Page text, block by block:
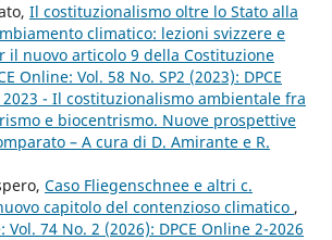
Il costituzionalismo oltre lo Stato alla
climatico: lezioni svizzere e
il nuovo articolo 9 della Costituzione
Online: Vol. 58 No. SP2 (2023): DPCE
2023 - Il costituzionalismo ambientale fra
e biocentrismo. Nuove prospettive
– A cura di D. Amirante e R.
Caso Fliegenschnee e altri c.
capitolo del contenzioso climatico ,
Vol. 74 No. 2 (2026): DPCE Online 2-2026